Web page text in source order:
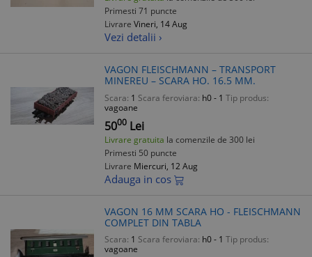
Primesti 71 puncte
Livrare Vineri, 14 Aug
Vezi detalii ›
VAGON FLEISCHMANN – TRANSPORT
MINEREU – SCARA HO. 16.5 MM.
Scara: 1 Scara feroviara: h0 - 1 Tip produs:
vagoane
5000 Lei
Livrare gratuita la comenzile de 300 lei
Primesti 50 puncte
Livrare Miercuri, 12 Aug
Adauga in cos
VAGON 16 MM SCARA HO - FLEISCHMANN
COMPLET DIN TABLA
Scara: 1 Scara feroviara: h0 - 1 Tip produs:
vagoane